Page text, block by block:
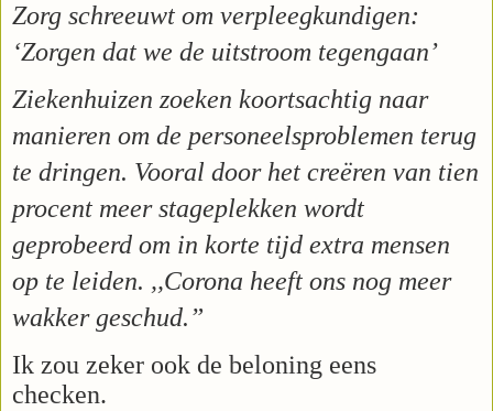
Zorg schreeuwt om verpleegkundigen:
‘Zorgen dat we de uitstroom tegengaan’
Ziekenhuizen zoeken koortsachtig naar
manieren om de personeelsproblemen terug
te dringen. Vooral door het creëren van tien
procent meer stageplekken wordt
geprobeerd om in korte tijd extra mensen
op te leiden. ,,Corona heeft ons nog meer
wakker geschud.”
Ik zou zeker ook de beloning eens
checken.